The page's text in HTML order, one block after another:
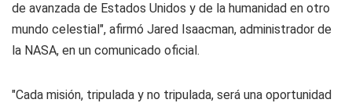
de avanzada de Estados Unidos y de la humanidad en otro
mundo celestial", afirmó Jared Isaacman, administrador de
la NASA, en un comunicado oficial.
"Cada misión, tripulada y no tripulada, será una oportunidad